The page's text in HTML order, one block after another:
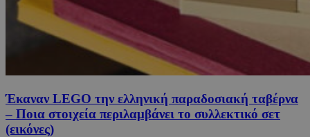
Έκαναν LEGO την ελληνική παραδοσιακή ταβέρνα
– Ποια στοιχεία περιλαμβάνει το συλλεκτικό σετ
(εικόνες)